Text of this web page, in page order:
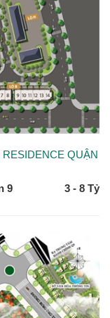
QUẬN
9
3 - 8 Tỷ